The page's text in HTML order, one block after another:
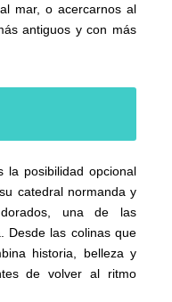
mar, o acercarnos al
antiguos y con más
la posibilidad opcional
catedral normanda y
dorados, una de las
Desde las colinas que
historia, belleza y
de volver al ritmo